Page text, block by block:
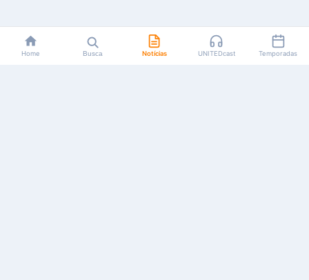
Home Busca Notícias UNITEDcast Temporadas